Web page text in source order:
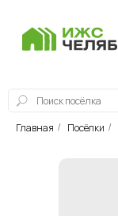
Главная / Посёлки /